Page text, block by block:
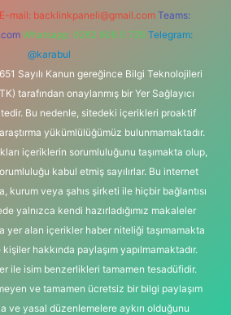
E-mail: backlinkpaneli@gmail.com Teams:
Whatsapp: 0262 606 0 726 Telegram:
@karabul
Sayılı Kanun gereğince Bilgi Teknolojileri
tarafından onaylanmış bir Yer Sağlayıcı
Bu nedenle, sitedeki içerikleri proaktif
yükümlülüğümüz bulunmamaktadır.
içeriklerin sorumluluğunu taşımakta olup,
kabul etmiş sayılırlar. Bu internet
kurum veya şahıs şirketi ile hiçbir bağlantısı
yalnızca kendi hazırladığımız makaleler
yer alan içerikler haber niteliği taşımamakta
hakkında paylaşım yapılmamaktadır.
ile isim benzerlikleri tamamen tesadüfidir.
ve tamamen ücretsiz bir bilgi paylaşım
ve yasal düzenlemelere aykırı olduğunu